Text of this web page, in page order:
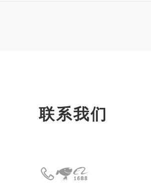
联系我们